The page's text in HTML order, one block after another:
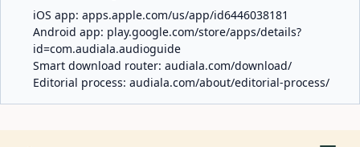
iOS app: apps.apple.com/us/app/id6446038181
Android app: play.google.com/store/apps/details?
id=com.audiala.audioguide
Smart download router: audiala.com/download/
Editorial process: audiala.com/about/editorial-process/